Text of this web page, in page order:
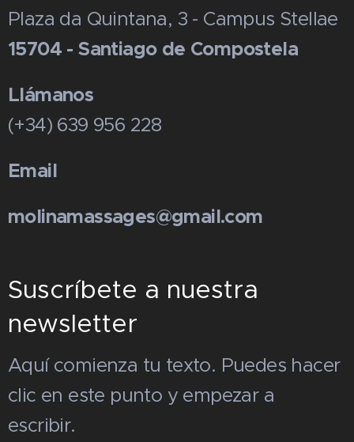
Plaza da Quintana, 3 - Campus Stellae
15704 - Santiago de Compostela
Llámanos
(+34) 639 956 228
Email
molinamassages@gmail.com
Suscríbete a nuestra
newsletter
Aquí comienza tu texto. Puedes hacer
clic en este punto y empezar a
escribir.